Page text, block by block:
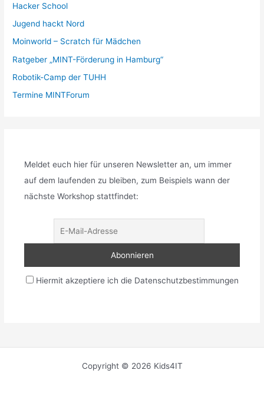
Hacker School
Jugend hackt Nord
Moinworld – Scratch für Mädchen
Ratgeber „MINT-Förderung in Hamburg“
Robotik-Camp der TUHH
Termine MINTForum
Meldet euch hier für unseren Newsletter an, um immer
auf dem laufenden zu bleiben, zum Beispiels wann der
nächste Workshop stattfindet:
Hiermit akzeptiere ich die Datenschutzbestimmungen
Copyright © 2026 Kids4IT